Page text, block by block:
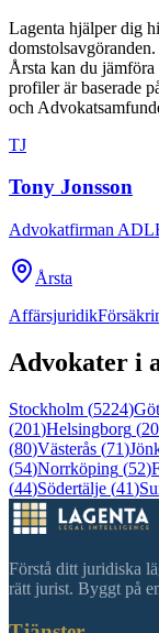
Lagenta hjälper dig
domstolsavgöranden.
Årsta kan du jämföra
profiler är baserade
och
TJ
Tony Jonsson
Advokatfirman
Årsta
Affärsjuridik
Advokater i
Stockholm (5224)
(201)Helsingborg (
(80)Västerås (71)
(54)Norrköping (52)
(44)Södertälje (41)
Förstå ditt juridiska
rätt jurist. Byggt på